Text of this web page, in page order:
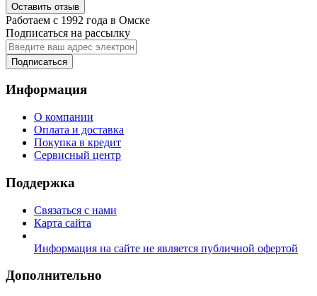
Оставить отзыв
Работаем с 1992 года в Омске
Подписаться на рассылку
Подписаться
Информация
О компании
Оплата и доставка
Покупка в кредит
Сервисный центр
Поддержка
Связаться с нами
Карта сайта
Информация на сайте не является публичной офертой
Дополнительно